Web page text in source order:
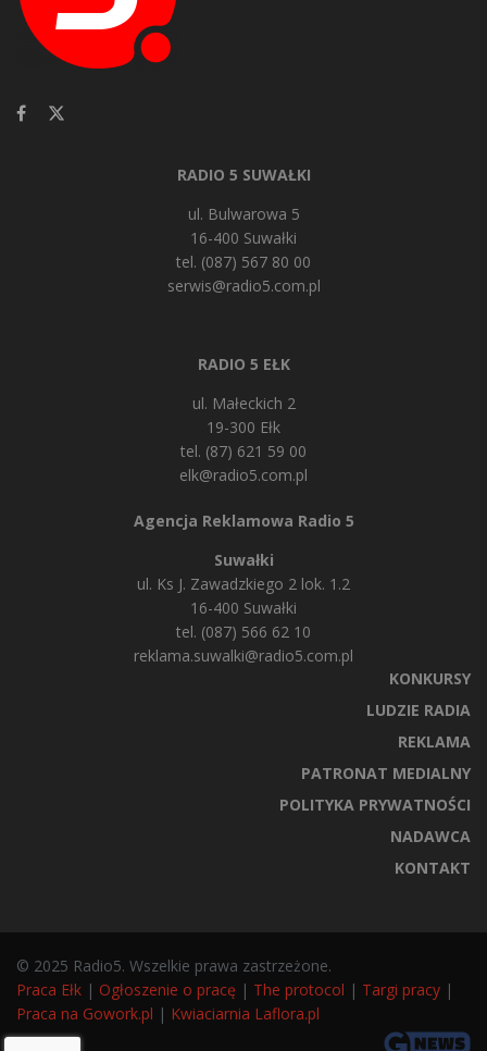
RADIO 5 SUWAŁKI
ul. Bulwarowa 5
16-400 Suwałki
tel. (087) 567 80 00
serwis@radio5.com.pl
RADIO 5 EŁK
ul. Małeckich 2
19-300 Ełk
tel. (87) 621 59 00
elk@radio5.com.pl
Agencja Reklamowa Radio 5
Suwałki
ul. Ks J. Zawadzkiego 2 lok. 1.2
16-400 Suwałki
tel. (087) 566 62 10
reklama.suwalki@radio5.com.pl
KONKURSY
LUDZIE RADIA
REKLAMA
PATRONAT MEDIALNY
POLITYKA PRYWATNOŚCI
NADAWCA
KONTAKT
© 2025 Radio5. Wszelkie prawa zastrzeżone.
Praca Ełk | Ogłoszenie o pracę | The protocol | Targi pracy |
Praca na Gowork.pl | Kwiaciarnia Laflora.pl